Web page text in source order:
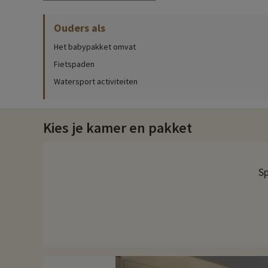
In het meer naast de residentie kan 's zomers gezwommen
Ontdek de regio en de gezinsactiviteiten
Rijd de ViaRhôna, een fietsroute die langs de Rhône van het
waar water het landschap met charme vormgeeft.
Bezoek de Gorges du Fier bij Lovagny. In deze natuurlijke
ervaring van het bezoek kan adembenemend zijn als je over
Elk jaar ontdekken we bij Familytrip nieuwe
direct online worden geboekt nadat je je accommodatie
Ouders als
Het babypakket omvat
Fietspaden
Watersport activiteiten
Kies je kamer en pakket